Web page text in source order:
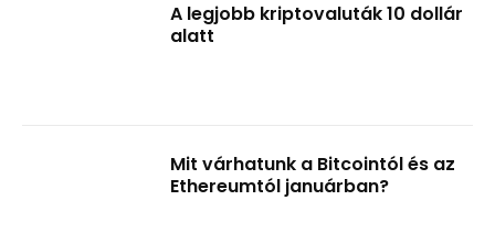
A legjobb kriptovaluták 10 dollár
alatt
Mit várhatunk a Bitcointól és az
Ethereumtól januárban?